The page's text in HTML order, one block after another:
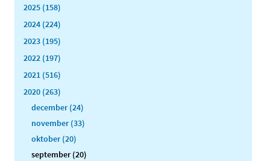
2025 (158)
2024 (224)
2023 (195)
2022 (197)
2021 (516)
2020 (263)
december (24)
november (33)
oktober (20)
september (20)